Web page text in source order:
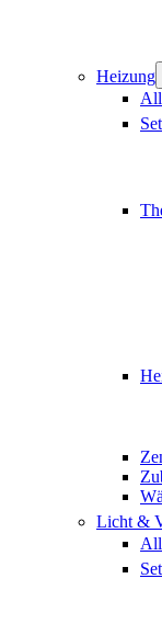
Heizung
Licht &